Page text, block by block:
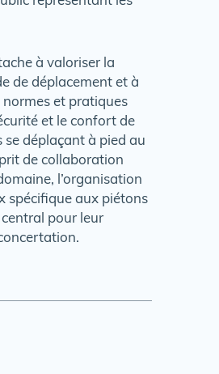
à valoriser la
de déplacement et à
normes et pratiques
et le confort de
se déplaçant à pied au
de collaboration
l’organisation
spécifique aux piétons
pour leur